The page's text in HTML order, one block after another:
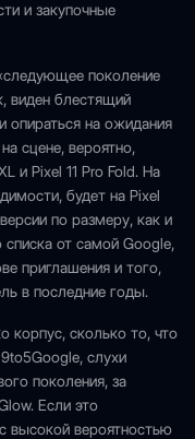
и закупочные
поколение
виден блестящий
опираться на ожидания
сцене, вероятно,
и Pixel 11 Pro Fold. На
будет на Pixel
по размеру, как и
от самой Google,
приглашения и того,
в последние годы.
корпус, сколько то, что
слухи
поколения, за
Если это
с высокой вероятностью